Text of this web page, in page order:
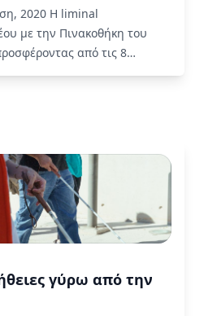
2020 Η liminal
με την Πινακοθήκη του
από τις 8
γύρω από την